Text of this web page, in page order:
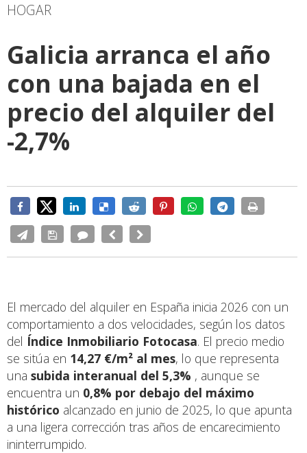
HOGAR
Galicia arranca el año
con una bajada en el
precio del alquiler del
-2,7%
El mercado del alquiler en España inicia 2026 con un
comportamiento a dos velocidades, según los datos
del Índice Inmobiliario Fotocasa. El precio medio
se sitúa en 14,27 €/m² al mes, lo que representa
una subida interanual del 5,3% , aunque se
encuentra un 0,8% por debajo del máximo
histórico alcanzado en junio de 2025, lo que apunta
a una ligera corrección tras años de encarecimiento
ininterrumpido.